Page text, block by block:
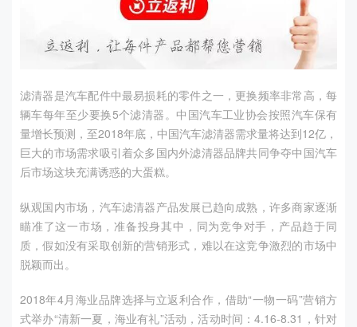
滤清器是汽车配件中最易损耗的零件之一，更换频率非常高，每
辆车每年至少要换5个滤清器。中国汽车工业协会按照汽车保有
量增长预测，至2018年底，中国汽车滤清器需求量将达到12亿，
巨大的市场需求吸引着众多国内外滤清器品牌共同争夺中国汽车
后市场这块充满诱惑的大蛋糕。
纵观国内市场，汽车滤清器产品发展已趋向成熟，许多商家逐渐
瞄准了这一市场，准备投身其中，同为竞争对手，产品趋于同
质，假如没有采取创新的营销形式，难以在这竞争激烈的市场中
脱颖而出。
2018年4月海业品牌选择与立返利合作，借助“一物一码”营销方
式举办“清新一夏，海业有礼”活动，活动时间：4.16-8.31，针对